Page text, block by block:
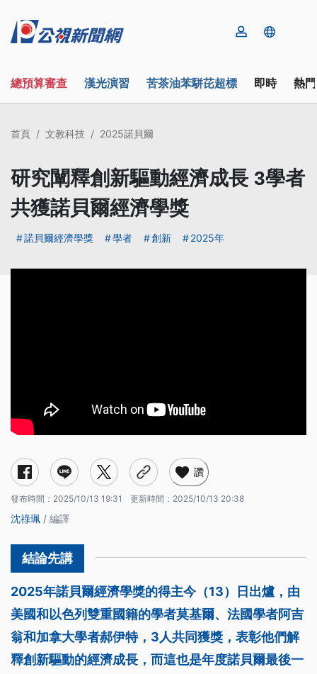
總預算審查 漢光演習 苦茶油苯駢芘超標 即時 熱
首頁 文教科技 2025諾貝爾
研究闡釋創新驅動經濟成長 3學者
共獲諾貝爾經濟學獎
諾貝爾經濟學獎 學者 創新 2025年
讚
發布時間： 2025/10/13 19:31 更新時間： 2025/10/13 20:38
沈祿珮 / 編譯
2025年諾貝爾經濟學獎的得主今（13）日出爐，由
美國和以色列雙重國籍的學者莫基爾、法國學者阿吉
翁和加拿大學者郝伊特，3人共同獲獎，表彰他們解
釋創新驅動的經濟成長，而這也是年度諾貝爾最後一